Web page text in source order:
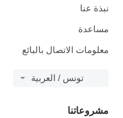
نبذة عنا
مساعدة
معلومات الاتصال بالبائع
تونس / العربية
مشروعاتنا